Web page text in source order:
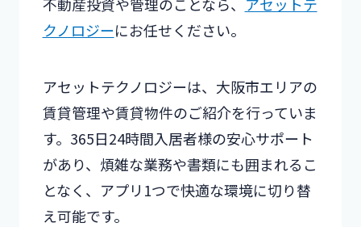
クノロジーにお任せください。
アセットテクノロジーは、大阪市エリアの
賃貸管理や賃貸物件のご紹介を行っていま
す。365日24時間入居者様の安心サポート
があり、煩雑な業務や書類にも囲まれるこ
となく、アプリ1つで快適な環境に切り替
え可能です。